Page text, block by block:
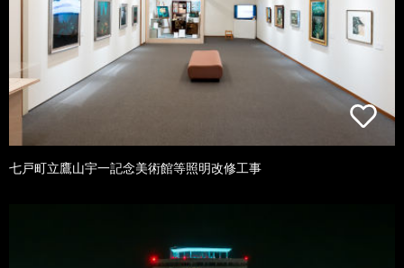
七戸町立鷹山宇一記念美術館等照明改修工事